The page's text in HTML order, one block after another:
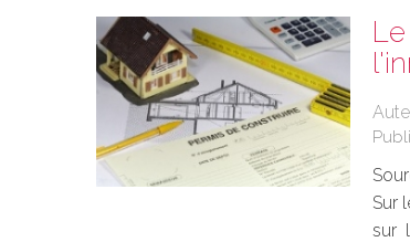
Sur
sur